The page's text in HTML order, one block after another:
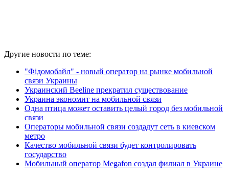
Другие новости по теме:
"Фідомобайл" - новый оператор на рынке мобильной
связи Украины
Украинский Beeline прекратил существование
Украина экономит на мобильной связи
Одна птица может оставить целый город без мобильной
связи
Операторы мобильной связи создадут сеть в киевском
метро
Качество мобильной связи будет контролировать
государство
Мобильный оператор Megafon создал филиал в Украине